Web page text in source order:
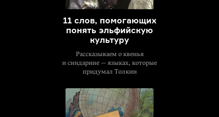
11 слов, помогающих
понять эльфийскую
культуру
Рассказываем о квенья
и синдарине — языках, которые
придумал Толкин